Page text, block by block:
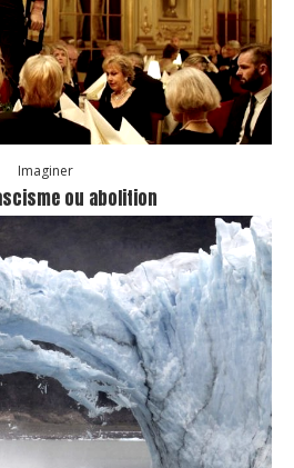
Imaginer
ou abolition